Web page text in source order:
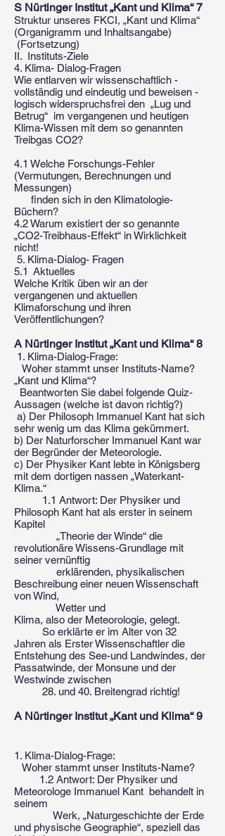
S Nürtinger Institut „Kant und Klima“ 7
Struktur unseres FKCI, „Kant und Klima“
(Organigramm und Inhaltsangabe)
(Fortsetzung)
II. Instituts-Ziele
4. Klima- Dialog-Fragen
Wie entlarven wir wissenschaftlich -
vollständig und eindeutig und beweisen -
logisch widerspruchsfrei den „Lug und
Betrug“ im vergangenen und heutigen
Klima-Wissen mit dem so genannten
Treibgas CO2?
4.1 Welche Forschungs-Fehler
(Vermutungen, Berechnungen und
Messungen)
finden sich in den Klimatologie-
Büchern?
4.2 Warum existiert der so genannte
„CO2-Treibhaus-Effekt“ in Wirklichkeit
nicht!
5. Klima-Dialog- Fragen
5.1 Aktuelles
Welche Kritik üben wir an der
vergangenen und aktuellen
Klimaforschung und ihren
Veröffentlichungen?
A Nürtinger Institut „Kant und Klima“ 8
1. Klima-Dialog-Frage:
Woher stammt unser Instituts-Name?
„Kant und Klima“?
Beantworten Sie dabei folgende Quiz-
Aussagen (welche ist davon richtig?)
a) Der Philosoph Immanuel Kant hat sich
sehr wenig um das Klima gekümmert.
b) Der Naturforscher Immanuel Kant war
der Begründer der Meteorologie.
c) Der Physiker Kant lebte in Königsberg
mit dem dortigen nassen „Waterkant-
Klima.“
1.1 Antwort: Der Physiker und
Philosoph Kant hat als erster in seinem
Kapitel
„Theorie der Winde“ die
revolutionäre Wissens-Grundlage mit
seiner vernünftig
erklärenden, physikalischen
Beschreibung einer neuen Wissenschaft
von Wind,
Wetter und
Klima, also der Meteorologie, gelegt.
So erklärte er im Alter von 32
Jahren als Erster Wissenschaftler die
Entstehung des See-und Landwindes, der
Passatwinde, der Monsune und der
Westwinde zwischen
28. und 40. Breitengrad richtig!
A Nürtinger Institut „Kant und Klima“ 9
1. Klima-Dialog-Frage:
Woher stammt unser Instituts-Name?
1.2 Antwort: Der Physiker und
Meteorologe Immanuel Kant behandelt in
seinem
Werk, „Naturgeschichte der Erde
und physische Geographie“, speziell das